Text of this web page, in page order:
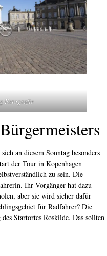
Fotografie
an diesem Sonntag besonders
der Tour in Kopenhagen
zu sein. Die
Ihr Vorgänger hat dazu
aber sie wird sicher dafür
für Radfahrer? Die
Startortes Roskilde. Das sollten